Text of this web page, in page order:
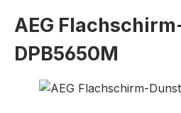
AEG
DPB5650M
Bildergalerie überspringen